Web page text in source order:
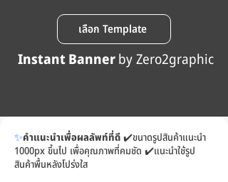
เลือก Template
Instant Bannerby Zero2graphic
✨คำแนะนำเพื่อผลลัพท์ที่ดี✔️ขนาดรูปสินค้าแนะนำ
1000px ขึ้นไป เพื่อคุณภาพที่คมชัด ✔️แนะนำใช้รูป
สินค้าพื้นหลังโปร่งใส